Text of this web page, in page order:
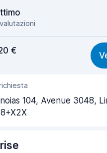
dell'auto
degli agenti
ritiro
€
104, Avenue 3048,